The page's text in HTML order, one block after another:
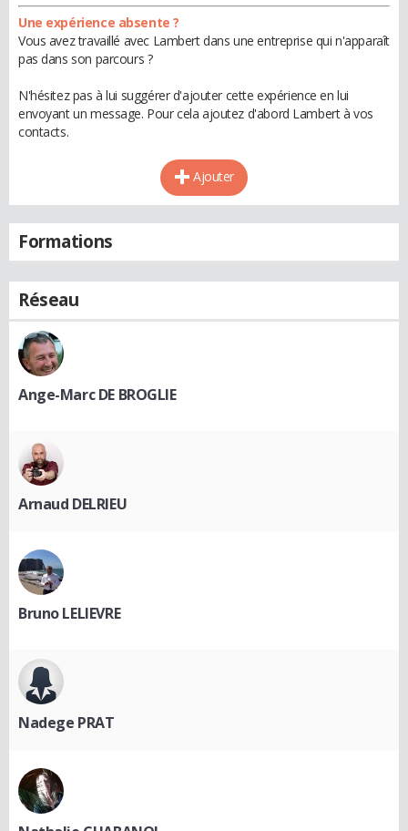
Une expérience absente ?
Vous avez travaillé avec Lambert dans une entreprise qui n'apparaît
pas dans son parcours ?
N'hésitez pas à lui suggérer d'ajouter cette expérience en lui
envoyant un message. Pour cela ajoutez d'abord Lambert à vos
contacts.
Ajouter
Formations
Réseau
Ange-Marc DE BROGLIE
Arnaud DELRIEU
Bruno LELIEVRE
Nadege PRAT